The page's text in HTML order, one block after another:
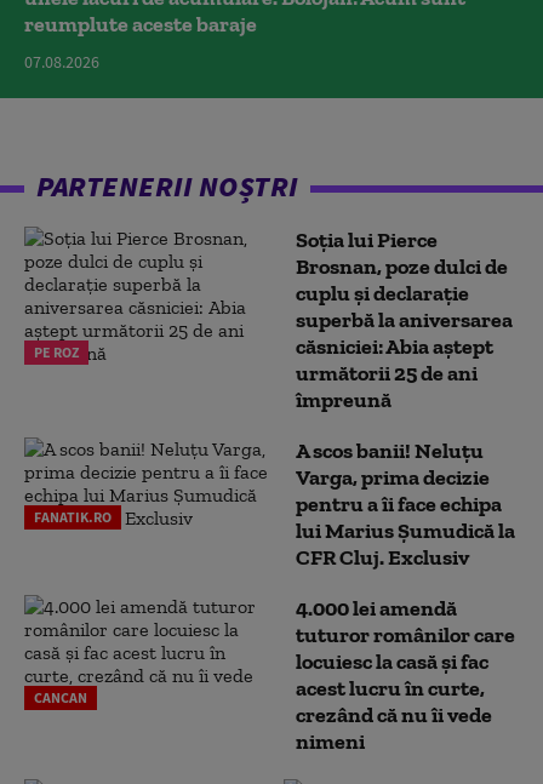
reumplute aceste baraje
07.08.2026
PARTENERII NOȘTRI
PE ROZ
Soția lui Pierce
Brosnan, poze dulci de
cuplu și declarație
superbă la aniversarea
căsniciei: Abia aștept
următorii 25 de ani
împreună
FANATIK.RO
A scos banii! Neluțu
Varga, prima decizie
pentru a îi face echipa
lui Marius Șumudică la
CFR Cluj. Exclusiv
CANCAN
4.000 lei amendă
tuturor românilor care
locuiesc la casă și fac
acest lucru în curte,
crezând că nu îi vede
nimeni